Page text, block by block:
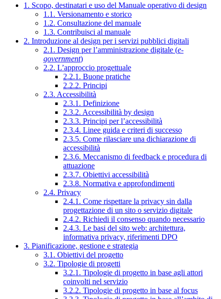
1. Scopo, destinatari e uso del Manuale operativo di design
1.1. Versionamento e storico
1.2. Consultazione del manuale
1.3. Contribuisci al manuale
2. Introduzione al design per i servizi pubblici digitali
2.1. Design per l’amministrazione digitale (e-
government)
2.2. L’approccio progettuale
2.2.1. Buone pratiche
2.2.2. Principi
2.3. Accessibilità
2.3.1. Definizione
2.3.2. Accessibilità by design
2.3.3. Principi per l’accessibilità
2.3.4. Linee guida e criteri di successo
2.3.5. Come rilasciare una dichiarazione di
accessibilità
2.3.6. Meccanismo di feedback e procedura di
attuazione
2.3.7. Obiettivi accessibilità
2.3.8. Normativa e approfondimenti
2.4. Privacy
2.4.1. Come rispettare la privacy sin dalla
progettazione di un sito o servizio digitale
2.4.2. Richiedi il consenso quando necessario
2.4.3. Le basi del sito web: architettura,
informativa privacy, riferimenti DPO
3. Pianificazione, gestione e strategia
3.1. Obiettivi del progetto
3.2. Tipologie di progetti
3.2.1. Tipologie di progetto in base agli attori
coinvolti nel servizio
3.2.2. Tipologie di progetto in base al focus